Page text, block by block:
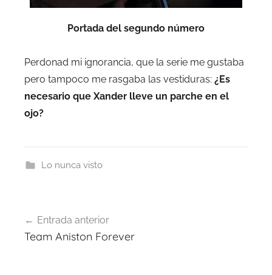
Portada del segundo número
Perdonad mi ignorancia, que la serie me gustaba
pero tampoco me rasgaba las vestiduras: ¿Es
necesario que Xander lleve un parche en el
ojo?
Lo nunca visto
de
Entrada anterior
Team Aniston Forever